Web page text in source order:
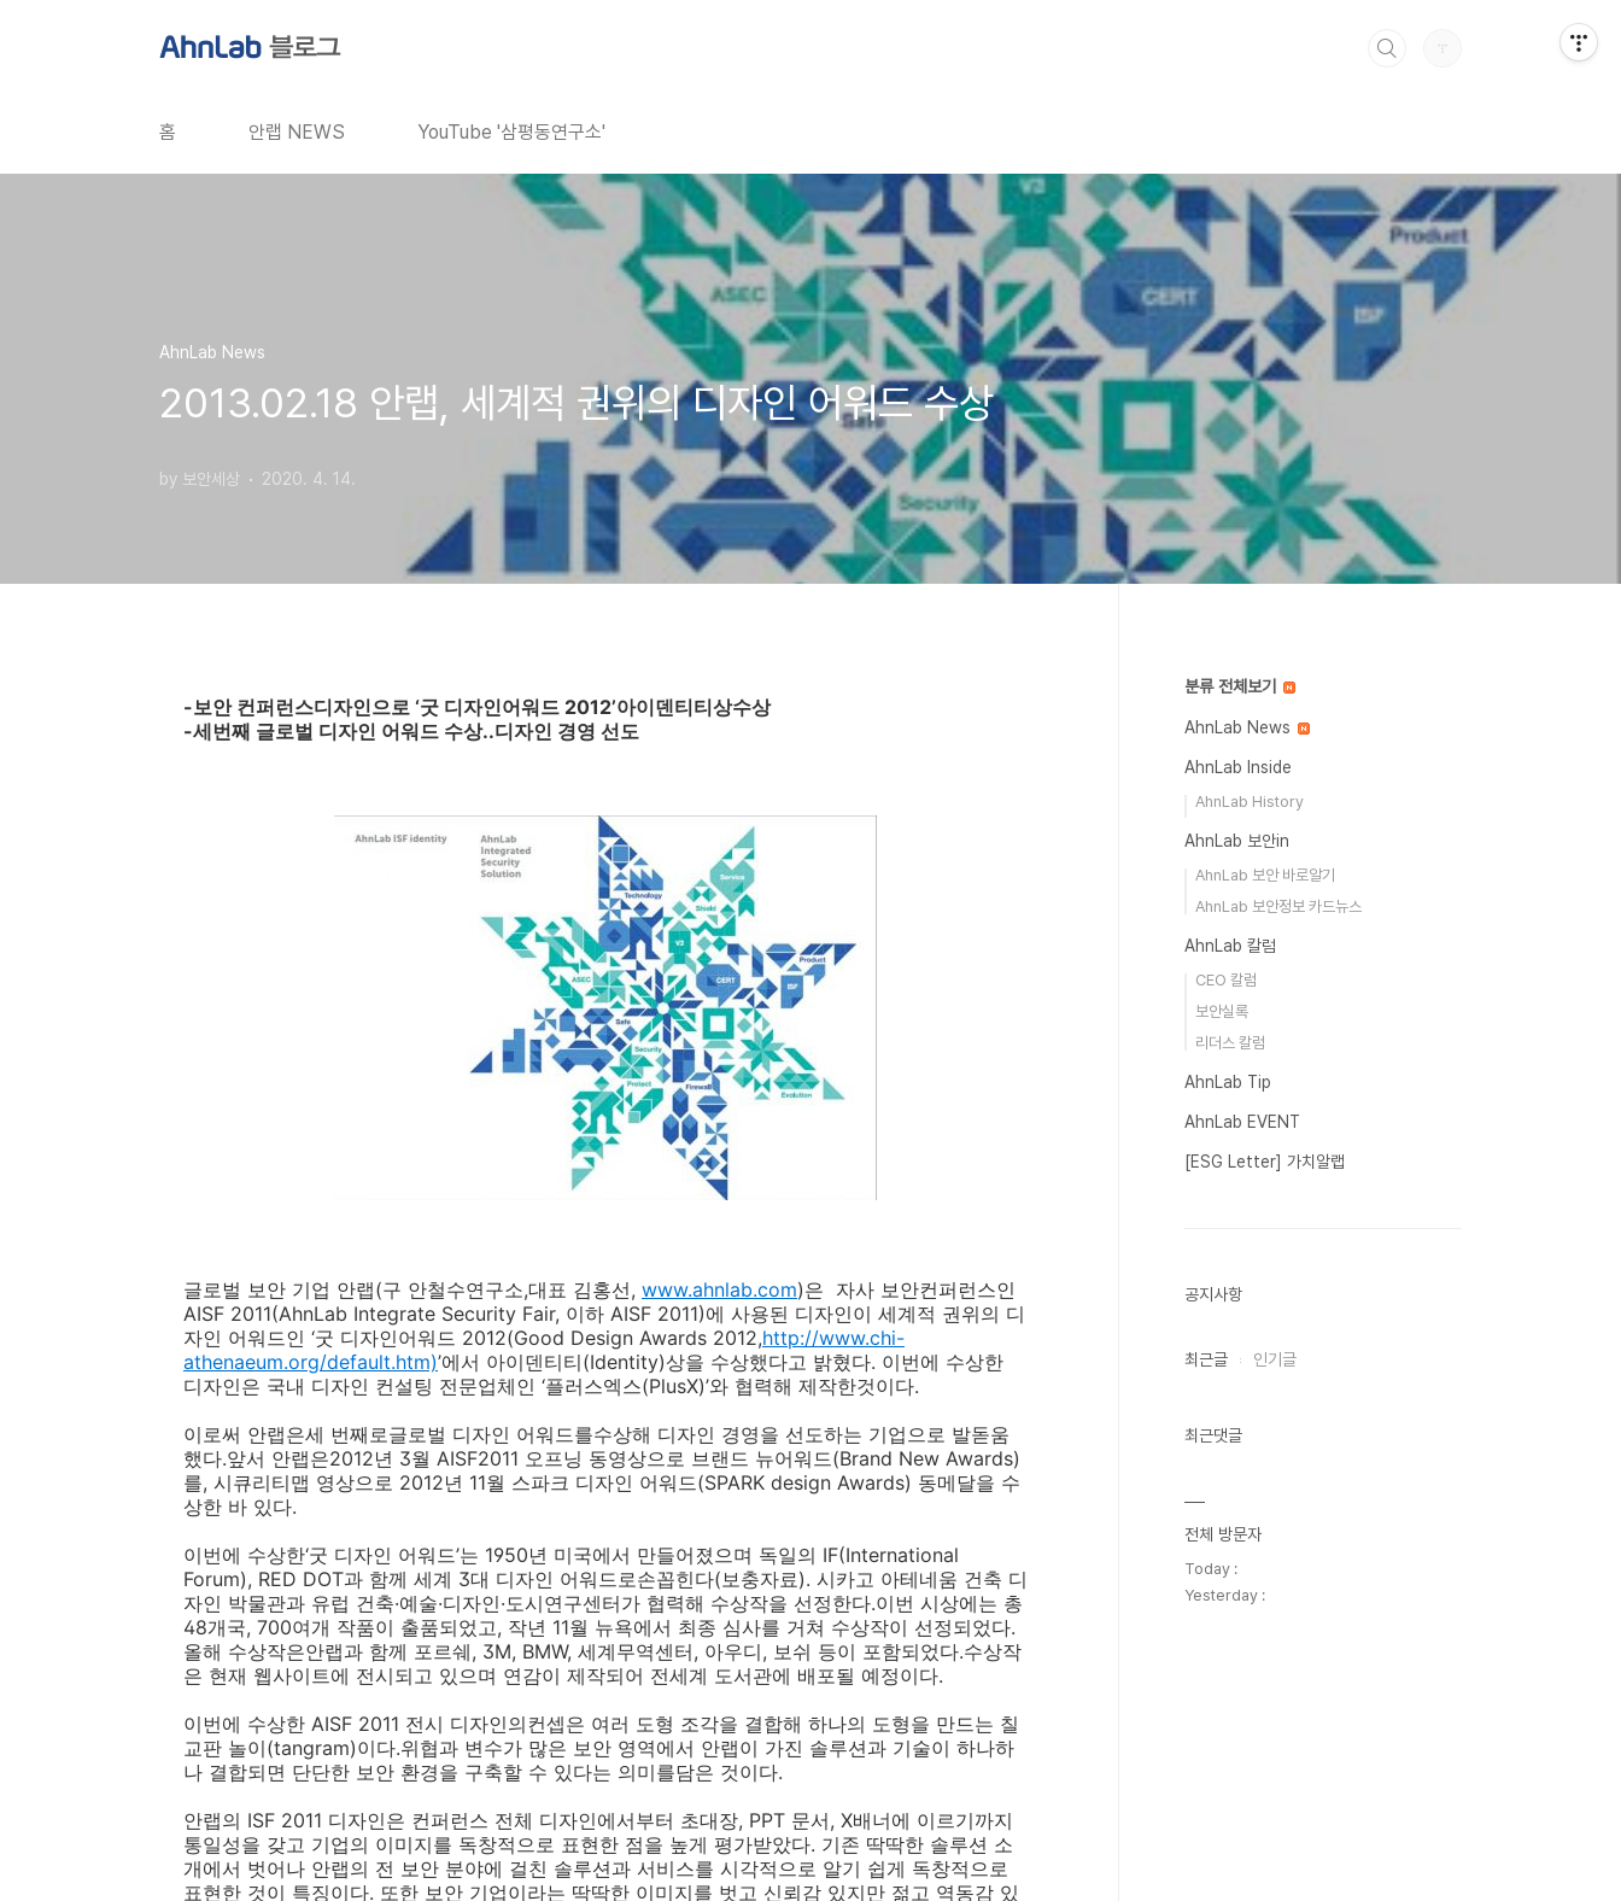
홈 안랩 NEWS YouTube '삼평동연구소'
AhnLab News
2013.02.18 안랩, 세계적 권위의 디자인 어워드 수상
by 보안세상 2020. 4. 14.
-보안 컨퍼런스디자인으로 ‘굿 디자인어워드 2012’아이덴티티상수상
-세번째 글로벌 디자인 어워드 수상..디자인 경영 선도
글로벌 보안 기업 안랩(구 안철수연구소,대표 김홍선, www.ahnlab.com)은 자사 보안컨퍼런스인
AISF 2011(AhnLab Integrate Security Fair, 이하 AISF 2011)에 사용된 디자인이 세계적 권위의 디
자인 어워드인 ‘굿 디자인어워드 2012(Good Design Awards 2012,http://www.chi-
athenaeum.org/default.htm)’에서 아이덴티티(Identity)상을 수상했다고 밝혔다. 이번에 수상한
디자인은 국내 디자인 컨설팅 전문업체인 ‘플러스엑스(PlusX)’와 협력해 제작한것이다.
이로써 안랩은세 번째로글로벌 디자인 어워드를수상해 디자인 경영을 선도하는 기업으로 발돋움
했다.앞서 안랩은2012년 3월 AISF2011 오프닝 동영상으로 브랜드 뉴어워드(Brand New Awards)
를, 시큐리티맵 영상으로 2012년 11월 스파크 디자인 어워드(SPARK design Awards) 동메달을 수
상한 바 있다.
이번에 수상한‘굿 디자인 어워드’는 1950년 미국에서 만들어졌으며 독일의 IF(International
Forum), RED DOT과 함께 세계 3대 디자인 어워드로손꼽힌다(보충자료). 시카고 아테네움 건축 디
자인 박물관과 유럽 건축·예술·디자인·도시연구센터가 협력해 수상작을 선정한다.이번 시상에는 총
48개국, 700여개 작품이 출품되었고, 작년 11월 뉴욕에서 최종 심사를 거쳐 수상작이 선정되었다.
올해 수상작은안랩과 함께 포르쉐, 3M, BMW, 세계무역센터, 아우디, 보쉬 등이 포함되었다.수상작
은 현재 웹사이트에 전시되고 있으며 연감이 제작되어 전세계 도서관에 배포될 예정이다.
이번에 수상한 AISF 2011 전시 디자인의컨셉은 여러 도형 조각을 결합해 하나의 도형을 만드는 칠
교판 놀이(tangram)이다.위협과 변수가 많은 보안 영역에서 안랩이 가진 솔루션과 기술이 하나하
나 결합되면 단단한 보안 환경을 구축할 수 있다는 의미를담은 것이다.
안랩의 ISF 2011 디자인은 컨퍼런스 전체 디자인에서부터 초대장, PPT 문서, X배너에 이르기까지
통일성을 갖고 기업의 이미지를 독창적으로 표현한 점을 높게 평가받았다. 기존 딱딱한 솔루션 소
개에서 벗어나 안랩의 전 보안 분야에 걸친 솔루션과 서비스를 시각적으로 알기 쉽게 독창적으로
표현한 것이 특징이다. 또한 보안 기업이라는 딱딱한 이미지를 벗고 신뢰감 있지만 젊고 역동감 있
분류 전체보기
AhnLab News
AhnLab Inside
AhnLab History
AhnLab 보안in
AhnLab 보안 바로알기
AhnLab 보안정보 카드뉴스
AhnLab 칼럼
CEO 칼럼
보안실록
리더스 칼럼
AhnLab Tip
AhnLab EVENT
[ESG Letter] 가치알랩
공지사항
최근글 인기글
최근댓글
전체 방문자
Today :
Yesterday :